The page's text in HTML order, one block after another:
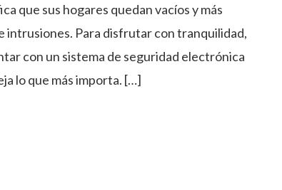
que sus hogares quedan vacíos y más
intrusiones. Para disfrutar con tranquilidad,
con un sistema de seguridad electrónica
lo que más importa. […]